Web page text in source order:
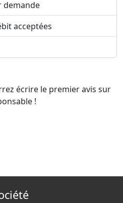
demande
acceptées
écrire le premier avis sur
!